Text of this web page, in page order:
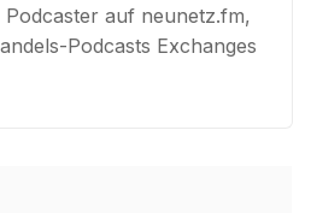
auf neunetz.fm,
Podcasts Exchanges